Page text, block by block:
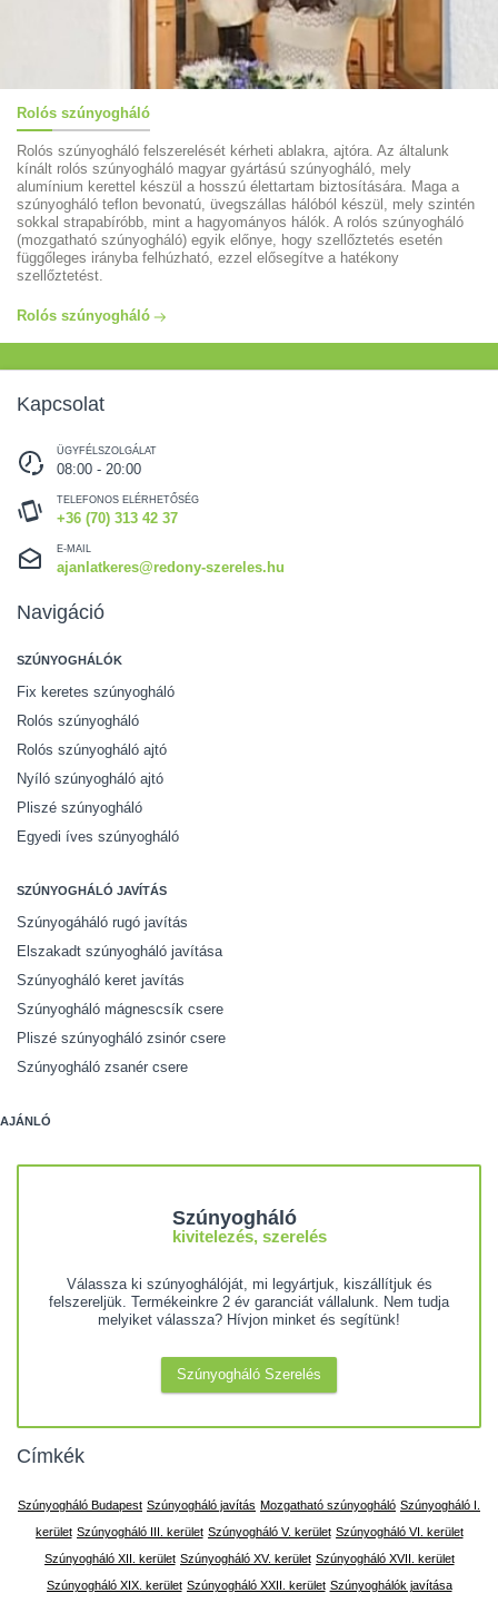
Rolós szúnyogháló
Rolós szúnyogháló felszerelését kérheti ablakra, ajtóra. Az általunk
kínált rolós szúnyogháló magyar gyártású szúnyogháló, mely
alumínium kerettel készül a hosszú élettartam biztosítására. Maga a
szúnyogháló teflon bevonatú, üvegszállas hálóból készül, mely szintén
sokkal strapabíróbb, mint a hagyományos hálók. A rolós szúnyogháló
(mozgatható szúnyogháló) egyik előnye, hogy szellőztetés esetén
függőleges irányba felhúzható, ezzel elősegítve a hatékony
szellőztetést.
Rolós szúnyogháló
Kapcsolat
ÜGYFÉLSZOLGÁLAT
08:00 - 20:00
TELEFONOS ELÉRHETŐSÉG
+36 (70) 313 42 37
E-MAIL
ajanlatkeres@redony-szereles.hu
Navigáció
SZÚNYOGHÁLÓK
Fix keretes szúnyogháló
Rolós szúnyogháló
Rolós szúnyogháló ajtó
Nyíló szúnyogháló ajtó
Pliszé szúnyogháló
Egyedi íves szúnyogháló
SZÚNYOGHÁLÓ JAVÍTÁS
Szúnyogáháló rugó javítás
Elszakadt szúnyogháló javítása
Szúnyogháló keret javítás
Szúnyogháló mágnescsík csere
Pliszé szúnyogháló zsinór csere
Szúnyogháló zsanér csere
AJÁNLÓ
Szúnyogháló
kivitelezés, szerelés
Válassza ki szúnyoghálóját, mi legyártjuk, kiszállítjuk és
felszereljük. Termékeinkre 2 év garanciát vállalunk. Nem tudja
melyiket válassza? Hívjon minket és segítünk!
Szúnyogháló Szerelés
Címkék
Szúnyogháló Budapest Szúnyogháló javítás Mozgatható szúnyogháló Szúnyogháló I.
kerület Szúnyogháló III. kerület Szúnyogháló V. kerület Szúnyogháló VI. kerület
Szúnyogháló XII. kerület Szúnyogháló XV. kerület Szúnyogháló XVII. kerület
Szúnyogháló XIX. kerület Szúnyogháló XXII. kerület Szúnyoghálók javítása